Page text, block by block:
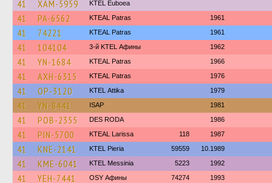
41 XAM-5959 ΚΤΕL Euboea
41 PA-6562 KTEAL Patras 1961
41 74221 KTEAL Patras 1961
41 104104 3-й KTEL Афины 1962
41 YN-1684 KTEAL Patras 1966
41 AXH-6315 KTEAL Patras 1976
41 OP-3120 KΤΕL Αttika 1979
41 YN-8441 ISAP 1981
41 POB-2355 DES RODA 1986
41 PIN-5700 KTEAL Larissa 118 1987
41 KNE-2141 KTEL Pieria 59559 10.1989
41 KME-6041 KTEL Messinia 5223 1992
41 YEH-7441 OSY Афины 74274 1993